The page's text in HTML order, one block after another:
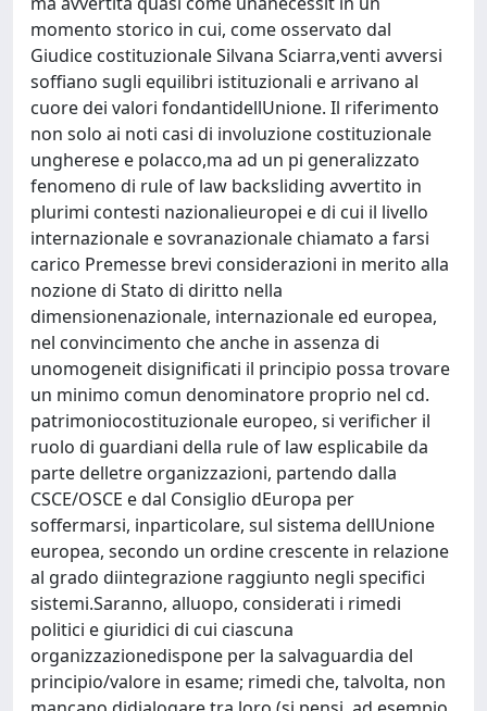
momento storico in cui, come osservato dal
Giudice costituzionale Silvana Sciarra,venti avversi
soffiano sugli equilibri istituzionali e arrivano al
cuore dei valori fondantidellUnione. Il riferimento
non solo ai noti casi di involuzione costituzionale
ungherese e polacco,ma ad un pi generalizzato
fenomeno di rule of law backsliding avvertito in
plurimi contesti nazionalieuropei e di cui il livello
internazionale e sovranazionale chiamato a farsi
carico Premesse brevi considerazioni in merito alla
nozione di Stato di diritto nella
dimensionenazionale, internazionale ed europea,
nel convincimento che anche in assenza di
unomogeneit disignificati il principio possa trovare
un minimo comun denominatore proprio nel cd.
patrimoniocostituzionale europeo, si verificher il
ruolo di guardiani della rule of law esplicabile da
parte delletre organizzazioni, partendo dalla
CSCE/OSCE e dal Consiglio dEuropa per
soffermarsi, inparticolare, sul sistema dellUnione
europea, secondo un ordine crescente in relazione
al grado diintegrazione raggiunto negli specifici
sistemi.Saranno, alluopo, considerati i rimedi
politici e giuridici di cui ciascuna
organizzazionedispone per la salvaguardia del
principio/valore in esame; rimedi che, talvolta, non